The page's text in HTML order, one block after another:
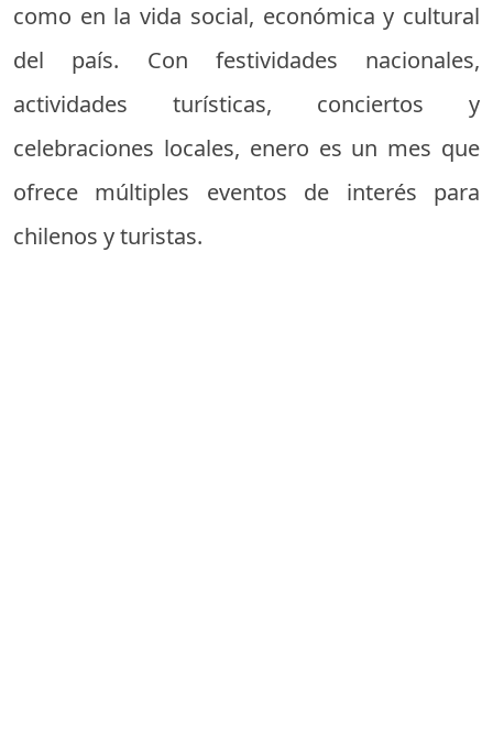
como en la vida social, económica y cultural
del país. Con festividades nacionales,
actividades turísticas, conciertos y
celebraciones locales, enero es un mes que
ofrece múltiples eventos de interés para
chilenos y turistas.